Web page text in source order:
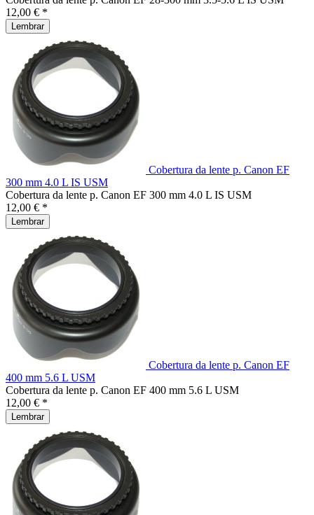
12,00 € *
Lembrar
Cobertura da lente p. Canon EF
300 mm 4.0 L IS USM
Cobertura da lente p. Canon EF 300 mm 4.0 L IS USM
12,00 € *
Lembrar
Cobertura da lente p. Canon EF
400 mm 5.6 L USM
Cobertura da lente p. Canon EF 400 mm 5.6 L USM
12,00 € *
Lembrar